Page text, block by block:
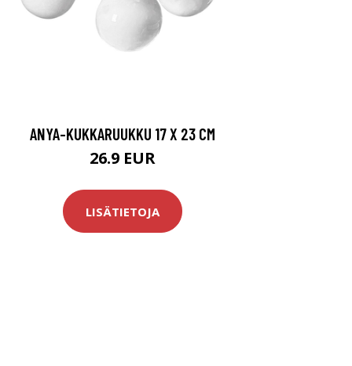
ANYA-KUKKARUUKKU 17 X 23 CM
26.9 EUR
LISÄTIETOJA